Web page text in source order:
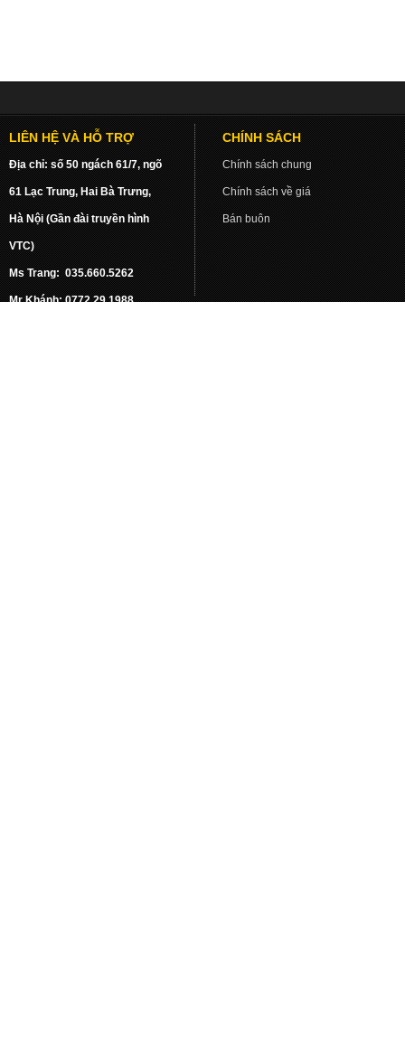
LIÊN HỆ VÀ HỖ TRỢ
Địa chỉ: số 50 ngách 61/7, ngõ
61 Lạc Trung, Hai Bà Trưng,
Hà Nội (Gần đài truyền hình
VTC)
Ms Trang: 035.660.5262
Mr Khánh: 0772.29.1988
CHÍNH SÁCH
Chính sách chung
Chính sách về giá
Bán buôn